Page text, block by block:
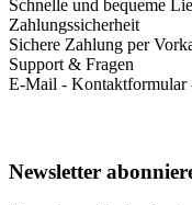
Schnelle und bequeme
Zahlungssicherheit
Sichere Zahlung per
Support & Fragen
E-Mail - Kontaktformular
Newsletter